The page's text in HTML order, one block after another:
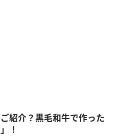
紹介？黒毛和牛で作った
！